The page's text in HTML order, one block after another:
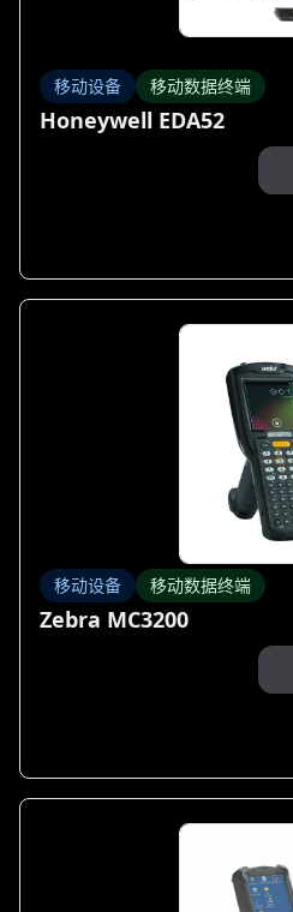
移动设备 移动数据终端
Honeywell EDA52
移动设备 移动数据终端
Zebra MC3200